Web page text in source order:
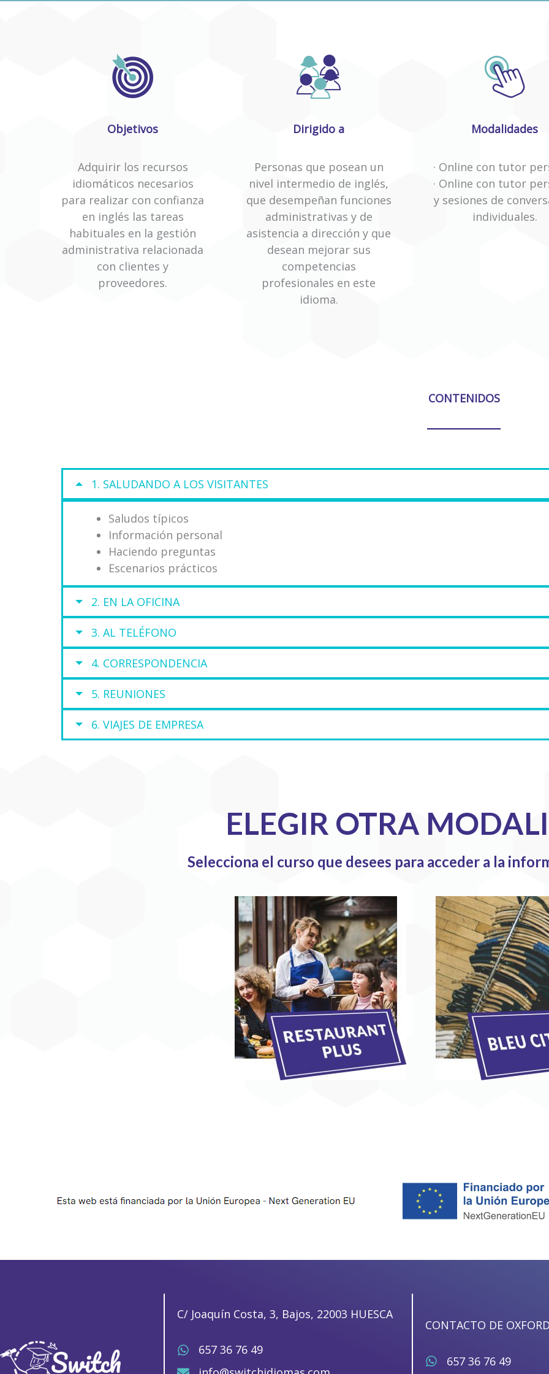
Objetivos
Adquirir los recursos
idiomáticos necesarios
para realizar con confianza
en inglés las tareas
habituales en la gestión
administrativa relacionada
con clientes y
proveedores.
Dirigido a
Personas que posean un
nivel intermedio de inglés,
que desempeñan funciones
administrativas y de
asistencia a dirección y que
desean mejorar sus
competencias
profesionales en este
idioma.
Modalidades
· Online con tutor
· Online con tutor
y sesiones de
individuales.
CONTENIDOS
1. SALUDANDO A LOS VISITANTES
Saludos típicos
Información personal
Haciendo preguntas
Escenarios prácticos
2. EN LA OFICINA
3. AL TELÉFONO
4. CORRESPONDENCIA
5. REUNIONES
6. VIAJES DE EMPRESA
ELEGIR OTRA
Selecciona el curso que desees para acceder a la
C/ Joaquín Costa, 3, Bajos, 22003 HUESCA
657 36 76 49
CONTACTO DE
657 36 76 49